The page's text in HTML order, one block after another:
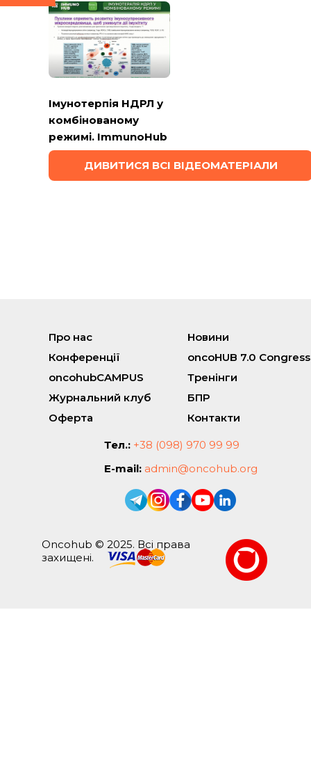
Імунотерпія НДРЛ у
комбінованому
режимі. ImmunoHub
ДИВИТИСЯ ВСІ ВІДЕОМАТЕРІАЛИ
Про нас
Новини
Конференції
oncoHUB 7.0 Congress
oncohubCAMPUS
Тренінги
Журнальний клуб
БПР
Оферта
Контакти
Тел.: +38 (098) 970 99 99
E-mail: admin@oncohub.org
Oncohub © 2025. Всі права
захищені.